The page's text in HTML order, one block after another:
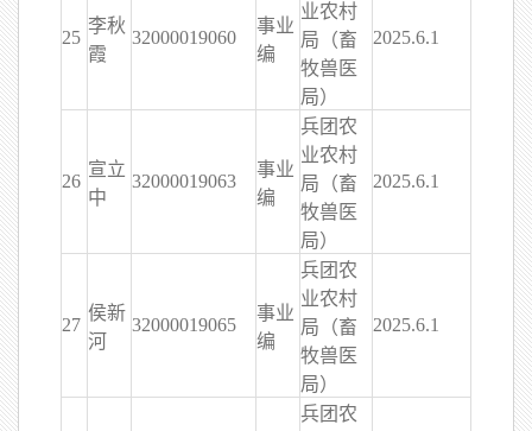
25
李秋
霞
32000019060
事业
编
业农村
局（畜
牧兽医
局）
2025.6.1
26
宣立
中
32000019063
事业
编
兵团农
业农村
局（畜
牧兽医
局）
2025.6.1
27
侯新
河
32000019065
事业
编
兵团农
业农村
局（畜
牧兽医
局）
2025.6.1
兵团农